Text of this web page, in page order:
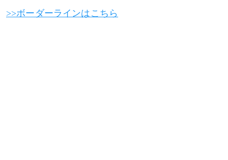
>>ボーダーラインはこちら